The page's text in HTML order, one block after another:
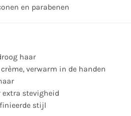
en parabenen
haar
verwarm in de handen
extra stevigheid
stijl